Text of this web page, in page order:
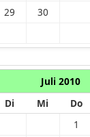
29 30
Juli 2010
Di Mi Do
1